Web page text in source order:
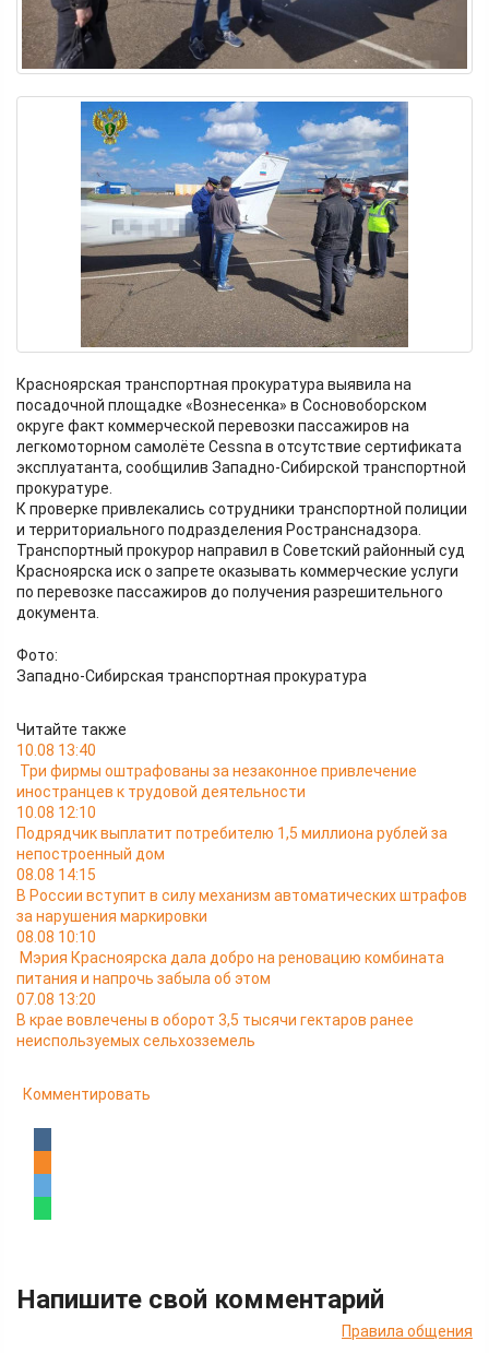
Красноярская транспортная прокуратура выявила на
посадочной площадке «Вознесенка» в Сосновоборском
округе факт коммерческой перевозки пассажиров на
легкомоторном самолёте Cessna в отсутствие сертификата
эксплуатанта, сообщилив Западно-Сибирской транспортной
прокуратуре.
К проверке привлекались сотрудники транспортной полиции
и территориального подразделения Ространснадзора.
Транспортный прокурор направил в Советский районный суд
Красноярска иск о запрете оказывать коммерческие услуги
по перевозке пассажиров до получения разрешительного
документа.
Фото:
Западно-Сибирская транспортная прокуратура
Читайте также
10.08 13:40
Три фирмы оштрафованы за незаконное привлечение
иностранцев к трудовой деятельности
10.08 12:10
Подрядчик выплатит потребителю 1,5 миллиона рублей за
непостроенный дом
08.08 14:15
В России вступит в силу механизм автоматических штрафов
за нарушения маркировки
08.08 10:10
Мэрия Красноярска дала добро на реновацию комбината
питания и напрочь забыла об этом
07.08 13:20
В крае вовлечены в оборот 3,5 тысячи гектаров ранее
неиспользуемых сельхозземель
Комментировать
Напишите свой комментарий
Правила общения